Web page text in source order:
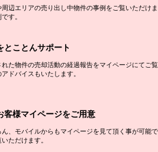
周辺エリアの売り出し中物件の事例をご覧いただけ
す。
とことんサポート
れた物件の売却活動の経過報告をマイページにてご
ドバイスもいたします。
客様マイページをご用意
ん、モバイルからもマイページを見て頂く事が可能
ただけます。